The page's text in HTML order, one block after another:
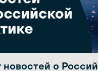
о